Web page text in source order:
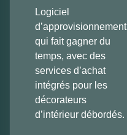
Logiciel
d’approvisionnement
qui fait gagner du
temps, avec des
services d’achat
intégrés pour les
décorateurs
d’intérieur débordés.